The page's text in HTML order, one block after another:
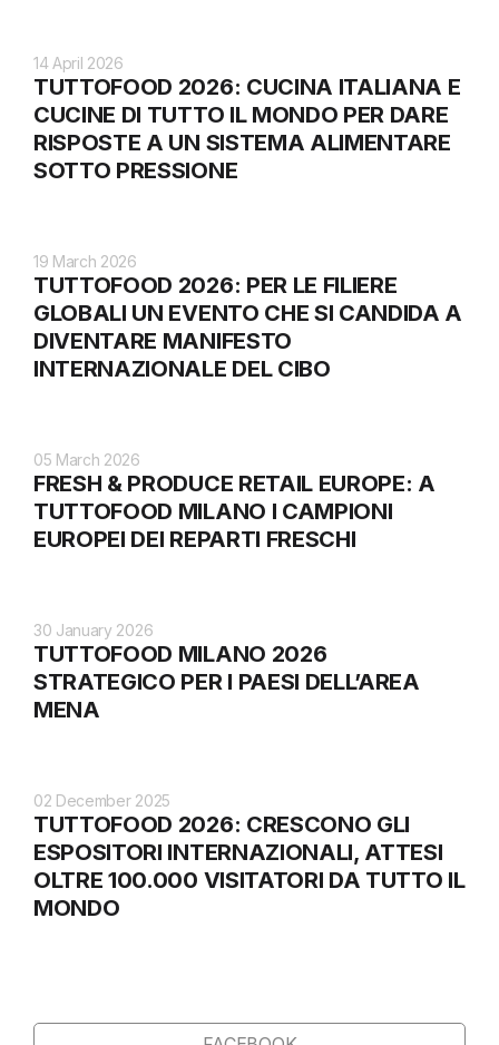
14 April 2026
TUTTOFOOD 2026: CUCINA ITALIANA E
CUCINE DI TUTTO IL MONDO PER DARE
RISPOSTE A UN SISTEMA ALIMENTARE
SOTTO PRESSIONE
19 March 2026
TUTTOFOOD 2026: PER LE FILIERE
GLOBALI UN EVENTO CHE SI CANDIDA A
DIVENTARE MANIFESTO
INTERNAZIONALE DEL CIBO
05 March 2026
FRESH & PRODUCE RETAIL EUROPE: A
TUTTOFOOD MILANO I CAMPIONI
EUROPEI DEI REPARTI FRESCHI
30 January 2026
TUTTOFOOD MILANO 2026
STRATEGICO PER I PAESI DELL’AREA
MENA
02 December 2025
TUTTOFOOD 2026: CRESCONO GLI
ESPOSITORI INTERNAZIONALI, ATTESI
OLTRE 100.000 VISITATORI DA TUTTO IL
MONDO